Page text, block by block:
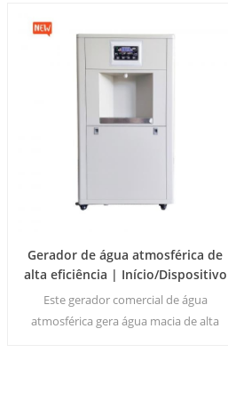
Gerador de água atmosférica de
alta eficiência | Início/Dispositivo
Ecológico Comercial | EA-60E
Este gerador comercial de água
atmosférica gera água macia de alta